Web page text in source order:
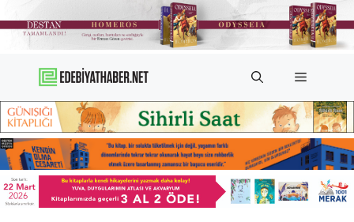
atla
Menü